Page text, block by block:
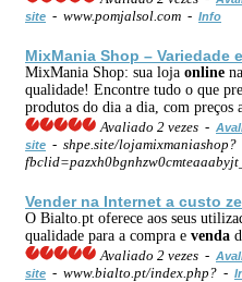
site - www.pomjalsol.com - Info
MixMania Shop – Variedade
MixMania Shop: sua loja online
qualidade! Encontre tudo o que
produtos do dia a dia, com preços
Avaliado 2 vezes -
site - shpe.site/lojamixmaniashop?
Vender na Internet a custo
O Bialto.pt oferece aos seus
qualidade para a compra e venda
Avaliado 2 vezes -
site - www.bialto.pt/index.php? -